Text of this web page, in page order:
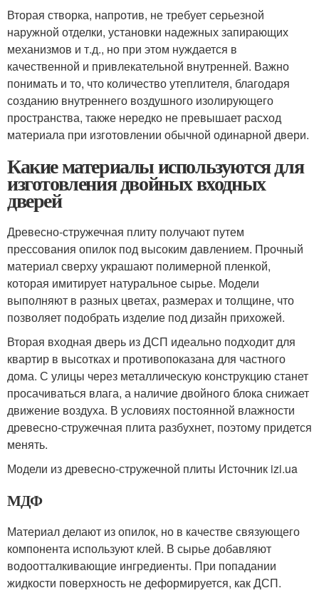
Вторая створка, напротив, не требует серьезной
наружной отделки, установки надежных запирающих
механизмов и т.д., но при этом нуждается в
качественной и привлекательной внутренней. Важно
понимать и то, что количество утеплителя, благодаря
созданию внутреннего воздушного изолирующего
пространства, также нередко не превышает расход
материала при изготовлении обычной одинарной двери.
Какие материалы используются для
изготовления двойных входных
дверей
Древесно-стружечная плиту получают путем
прессования опилок под высоким давлением. Прочный
материал сверху украшают полимерной пленкой,
которая имитирует натуральное сырье. Модели
выполняют в разных цветах, размерах и толщине, что
позволяет подобрать изделие под дизайн прихожей.
Вторая входная дверь из ДСП идеально подходит для
квартир в высотках и противопоказана для частного
дома. С улицы через металлическую конструкцию станет
просачиваться влага, а наличие двойного блока снижает
движение воздуха. В условиях постоянной влажности
древесно-стружечная плита разбухнет, поэтому придется
менять.
Модели из древесно-стружечной плиты Источник izi.ua
МДФ
Материал делают из опилок, но в качестве связующего
компонента используют клей. В сырье добавляют
водоотталкивающие ингредиенты. При попадании
жидкости поверхность не деформируется, как ДСП.